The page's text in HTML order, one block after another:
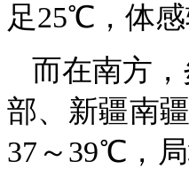
足25℃，体感
而在南方
部、新疆南
37～39℃，